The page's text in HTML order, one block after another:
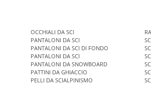
OCCHIALI DA SCI
PANTALONI DA SCI
PANTALONI DA SCI DI FONDO
PANTALONI DA SCI
PANTALONI DA SNOWBOARD
PATTINI DA GHIACCIO
PELLI DA SCIALPINISMO